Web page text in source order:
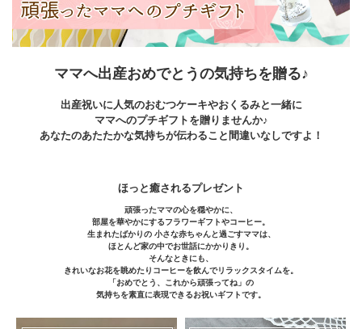
ママへ出産おめでとうの気持ちを贈る♪
出産祝いに人気のおむつケーキやおくるみと一緒に
ママへのプチギフトを贈りませんか♪
あなたのあたたかな気持ちが伝わること間違いなしですよ！
ほっと癒されるプレゼント
頑張ったママの心を穏やかに、
部屋を華やかにするフラワーギフトやコーヒー。
生まれたばかりの 小さな赤ちゃんと過ごすママは、
ほとんど家の中でお世話にかかりきり。
そんなときにも、
きれいなお花を眺めたりコーヒーを飲んでリラックスタイムを。
「おめでとう、これから頑張ってね」の
気持ちを素直に表現できるお祝いギフトです。